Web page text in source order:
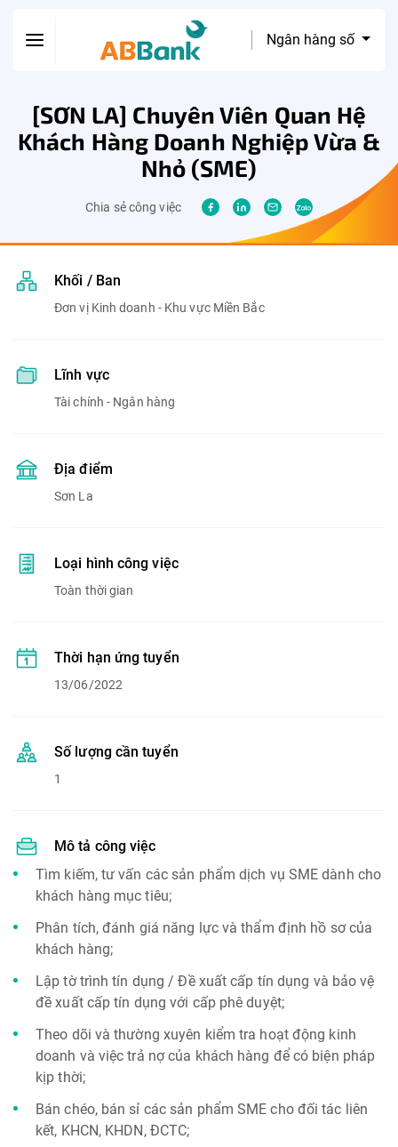
Ngân hàng số
[SƠN LA] Chuyên Viên Quan Hệ
Khách Hàng Doanh Nghiệp Vừa &
Nhỏ (SME)
Chia sẻ công việc
Khối / Ban
Đơn vị Kinh doanh - Khu vực Miền Bắc
Lĩnh vực
Tài chính - Ngân hàng
Địa điểm
Sơn La
Loại hình công việc
Toàn thời gian
Thời hạn ứng tuyển
13/06/2022
Số lượng cần tuyển
1
Mô tả công việc
Tìm kiếm, tư vấn các sản phẩm dịch vụ SME dành cho
khách hàng mục tiêu;
Phân tích, đánh giá năng lực và thẩm định hồ sơ của
khách hàng;
Lập tờ trình tín dụng / Đề xuất cấp tín dụng và bảo vệ
đề xuất cấp tín dụng với cấp phê duyệt;
Theo dõi và thường xuyên kiểm tra hoạt động kinh
doanh và việc trả nợ của khách hàng để có biện pháp
kịp thời;
Bán chéo, bán sỉ các sản phẩm SME cho đối tác liên
kết, KHCN, KHDN, ĐCTC;